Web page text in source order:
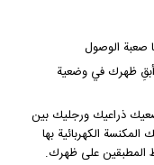
صعبة الوصول
ظهرك في وضعية
ذراعيك ورجليك بين
الكهربائية بها
المطبقين على ظهرك.